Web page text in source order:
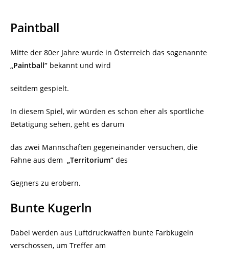
Paintball
Mitte der 80er Jahre wurde in Österreich das sogenannte
„Paintball“ bekannt und wird
seitdem gespielt.
In diesem Spiel, wir würden es schon eher als sportliche
Betätigung sehen, geht es darum
das zwei Mannschaften gegeneinander versuchen, die
Fahne aus dem „Territorium“ des
Gegners zu erobern.
Bunte Kugerln
Dabei werden aus Luftdruckwaffen bunte Farbkugeln
verschossen, um Treffer am